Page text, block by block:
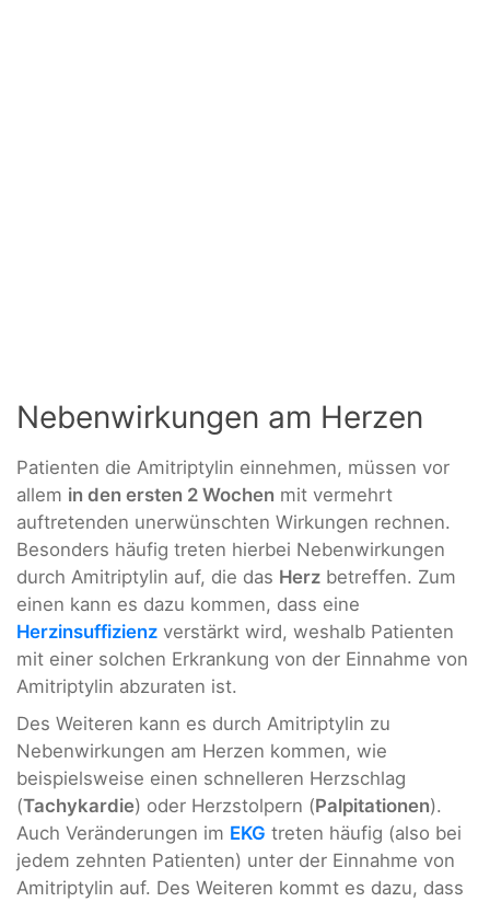
Nebenwirkungen am Herzen
Patienten die Amitriptylin einnehmen, müssen vor
allem in den ersten 2 Wochen mit vermehrt
auftretenden unerwünschten Wirkungen rechnen.
Besonders häufig treten hierbei Nebenwirkungen
durch Amitriptylin auf, die das Herz betreffen. Zum
einen kann es dazu kommen, dass eine
Herzinsuffizienz verstärkt wird, weshalb Patienten
mit einer solchen Erkrankung von der Einnahme von
Amitriptylin abzuraten ist.
Des Weiteren kann es durch Amitriptylin zu
Nebenwirkungen am Herzen kommen, wie
beispielsweise einen schnelleren Herzschlag
(Tachykardie) oder Herzstolpern (Palpitationen).
Auch Veränderungen im EKG treten häufig (also bei
jedem zehnten Patienten) unter der Einnahme von
Amitriptylin auf. Des Weiteren kommt es dazu, dass